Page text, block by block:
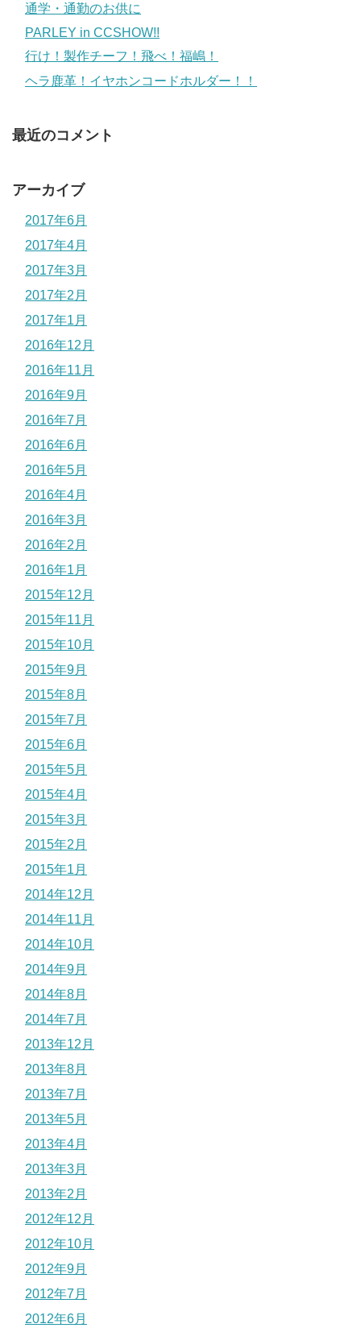
通学・通勤のお供に
PARLEY in CCSHOW!!
行け！製作チーフ！飛べ！福嶋！
ヘラ鹿革！イヤホンコードホルダー！！
最近のコメント
アーカイブ
2017年6月
2017年4月
2017年3月
2017年2月
2017年1月
2016年12月
2016年11月
2016年9月
2016年7月
2016年6月
2016年5月
2016年4月
2016年3月
2016年2月
2016年1月
2015年12月
2015年11月
2015年10月
2015年9月
2015年8月
2015年7月
2015年6月
2015年5月
2015年4月
2015年3月
2015年2月
2015年1月
2014年12月
2014年11月
2014年10月
2014年9月
2014年8月
2014年7月
2013年12月
2013年8月
2013年7月
2013年5月
2013年4月
2013年3月
2013年2月
2012年12月
2012年10月
2012年9月
2012年7月
2012年6月